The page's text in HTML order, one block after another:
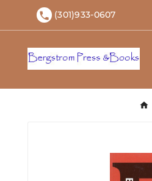
 (301)933-0607